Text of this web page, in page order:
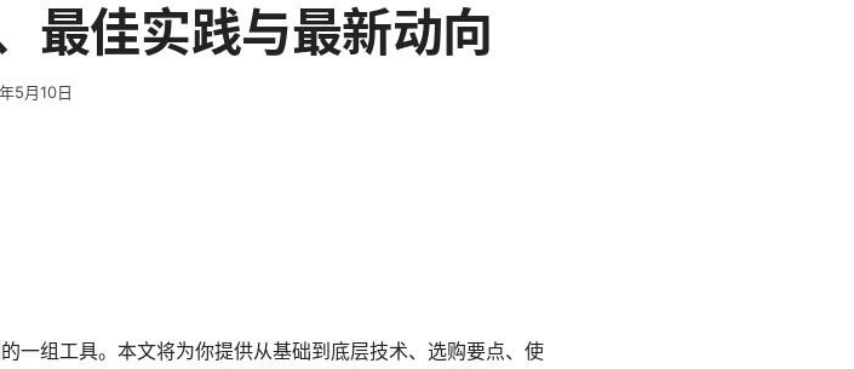
最佳实践与最新动向
5月10日
一组工具。本文将为你提供从基础到底层技术、选购要点、使